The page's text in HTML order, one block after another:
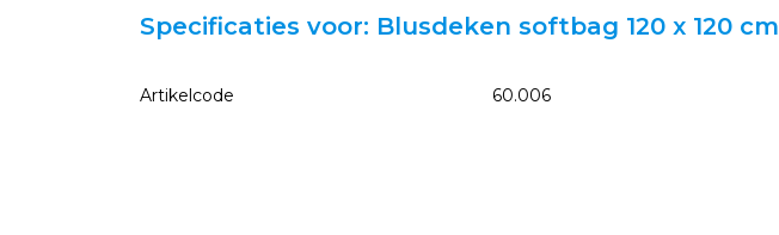
Specificaties voor: Blusdeken softbag 120 x 120 cm
Artikelcode 60.006